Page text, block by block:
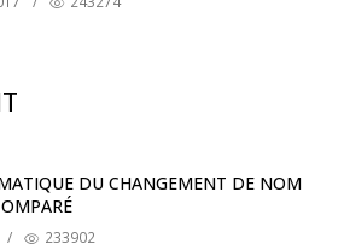
DU CHANGEMENT DE NOM
/ 233902